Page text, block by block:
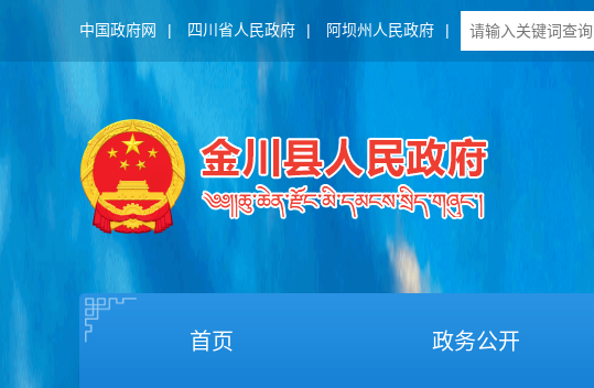
中国政府网 | 四川省人民政府 | 阿坝州人民政府 |
首页 政务公开